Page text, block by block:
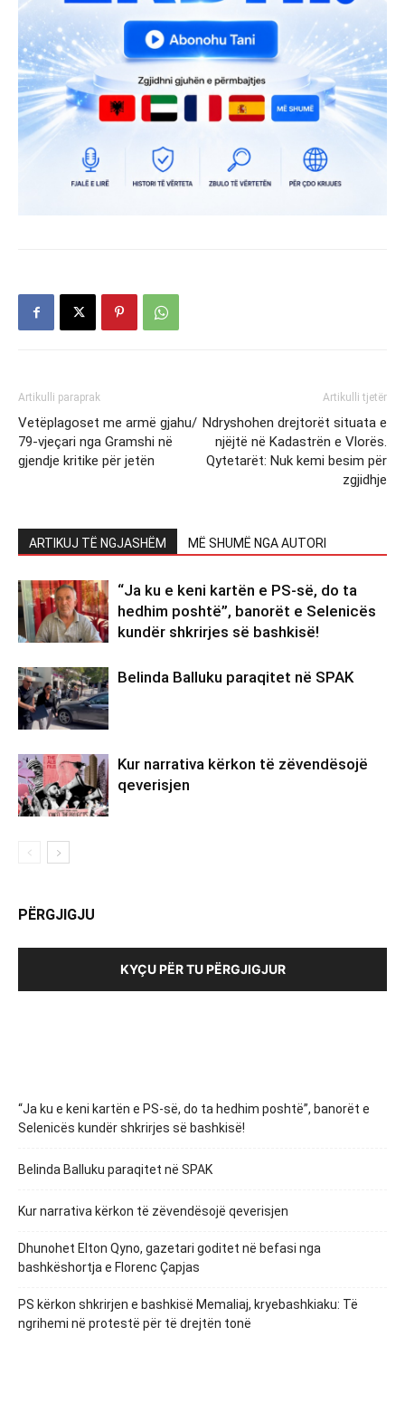
Artikulli paraprak
Vetëplagoset me armë gjahu/
79-vjeçari nga Gramshi në
gjendje kritike për jetën
Artikulli tjetër
Ndryshohen drejtorët situata e
njëjtë në Kadastrën e Vlorës.
Qytetarët: Nuk kemi besim për
zgjidhje
ARTIKUJ TË NGJASHËM MË SHUMË NGA AUTORI
“Ja ku e keni kartën e PS-së, do ta
hedhim poshtë”, banorët e Selenicës
kundër shkrirjes së bashkisë!
Belinda Balluku paraqitet në SPAK
Kur narrativa kërkon të zëvendësojë
qeverisjen
PËRGJIGJU
KYÇU PËR TU PËRGJIGJUR
“Ja ku e keni kartën e PS-së, do ta hedhim poshtë”, banorët e
Selenicës kundër shkrirjes së bashkisë!
Belinda Balluku paraqitet në SPAK
Kur narrativa kërkon të zëvendësojë qeverisjen
Dhunohet Elton Qyno, gazetari goditet në befasi nga
bashkëshortja e Florenc Çapjas
PS kërkon shkrirjen e bashkisë Memaliaj, kryebashkiaku: Të
ngrihemi në protestë për të drejtën tonë